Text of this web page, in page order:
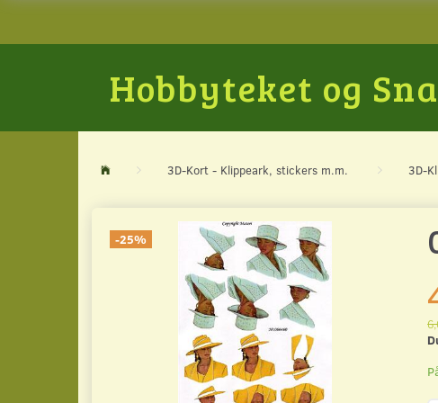
Hobbyteket og
3D-Kort - Klippeark, stickers m.m. 3D-
-25%